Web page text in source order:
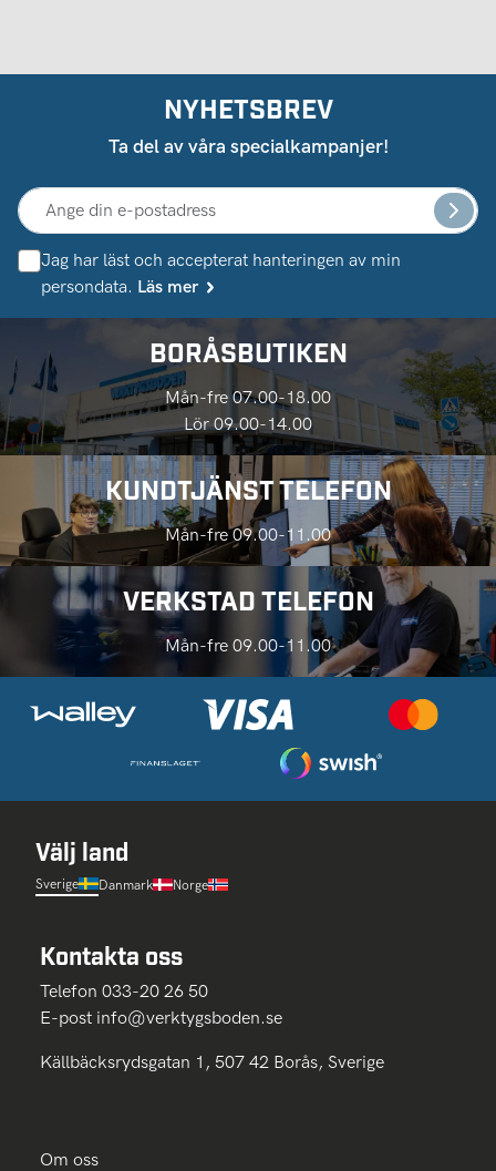
NYHETSBREV
Ta del av våra specialkampanjer!
Jag har läst och accepterat hanteringen av min
persondata. Läs mer
BORÅSBUTIKEN
Mån-fre 07.00-18.00
Lör 09.00-14.00
KUNDTJÄNST TELEFON
Mån-fre 09.00-11.00
VERKSTAD TELEFON
Mån-fre 09.00-11.00
Välj land
Sverige Danmark Norge
Kontakta oss
Telefon 033-20 26 50
E-post info@verktygsboden.se
Källbäcksrydsgatan 1, 507 42 Borås, Sverige
Om oss